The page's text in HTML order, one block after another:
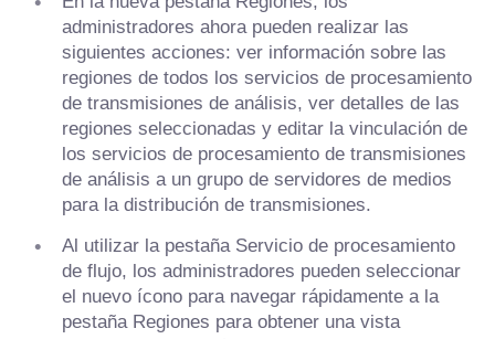
administradores ahora pueden realizar las
siguientes acciones: ver información sobre las
regiones de todos los servicios de procesamiento
de transmisiones de análisis, ver detalles de las
regiones seleccionadas y editar la vinculación de
los servicios de procesamiento de transmisiones
de análisis a un grupo de servidores de medios
para la distribución de transmisiones.
Al utilizar la pestaña Servicio de procesamiento
de flujo, los administradores pueden seleccionar
el nuevo ícono para navegar rápidamente a la
pestaña Regiones para obtener una vista